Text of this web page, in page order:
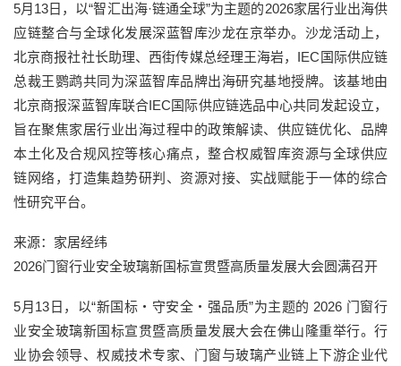
5月13日，以“智汇出海·链通全球”为主题的2026家居行业出海供
应链整合与全球化发展深蓝智库沙龙在京举办。沙龙活动上，
北京商报社社长助理、西街传媒总经理王海岩，IEC国际供应链
总裁王鹦鹉共同为深蓝智库品牌出海研究基地授牌。该基地由
北京商报深蓝智库联合IEC国际供应链选品中心共同发起设立，
旨在聚焦家居行业出海过程中的政策解读、供应链优化、品牌
本土化及合规风控等核心痛点，整合权威智库资源与全球供应
链网络，打造集趋势研判、资源对接、实战赋能于一体的综合
性研究平台。
来源：家居经纬
2026门窗行业安全玻璃新国标宣贯暨高质量发展大会圆满召开
5月13日，以“新国标・守安全・强品质”为主题的 2026 门窗行
业安全玻璃新国标宣贯暨高质量发展大会在佛山隆重举行。行
业协会领导、权威技术专家、门窗与玻璃产业链上下游企业代